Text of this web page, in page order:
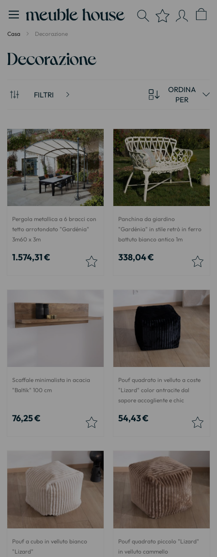
Casa Decorazione
Decorazione
FILTRI
ORDINA
PER
Pergola metallica a 6 bracci con
tetto arrotondato "Gardénia"
3m60 x 3m
1.574,31 €
Panchina da giardino
"Gardénia" in stile retrò in ferro
battuto bianco antico 1m
338,04 €
Scaffale minimalista in acacia
"Baltik" 100 cm
76,25 €
Pouf quadrato in velluto a coste
"Lizard" color antracite dal
sapore accogliente e chic
54,43 €
Pouf a cubo in velluto bianco
"Lizard"
Pouf quadrato piccolo "Lizard"
in velluto cammello